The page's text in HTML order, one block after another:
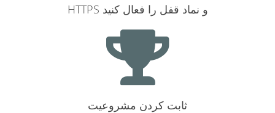
HTTPS و نماد قفل را فعال کنید
ثابت کردن مشروعیت